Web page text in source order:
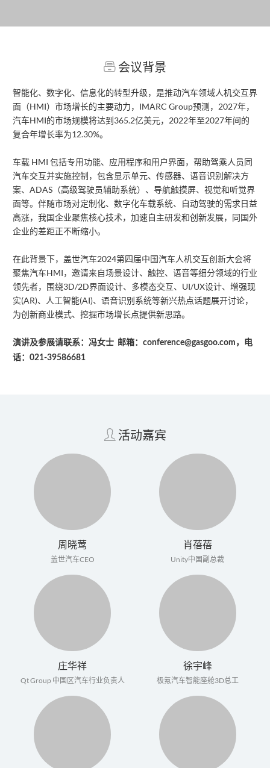
会议背景
智能化、数字化、信息化的转型升级，是推动汽车领域人机交互界
面（HMI）市场增长的主要动力，IMARC Group预测，2027年，
汽车HMI的市场规模将达到365.2亿美元，2022年至2027年间的
复合年增长率为12.30%。
车载 HMI 包括专用功能、应用程序和用户界面，帮助驾乘人员同
汽车交互并实施控制，包含显示单元、传感器、语音识别解决方
案、ADAS（高级驾驶员辅助系统）、导航触摸屏、视觉和听觉界
面等。伴随市场对定制化、数字化车载系统、自动驾驶的需求日益
高涨，我国企业聚焦核心技术，加速自主研发和创新发展，同国外
企业的差距正不断缩小。
在此背景下，盖世汽车2024第四届中国汽车人机交互创新大会将
聚焦汽车HMI，邀请来自场景设计、触控、语音等细分领域的行业
领先者，围绕3D/2D界面设计、多模态交互、UI/UX设计、增强现
实(AR)、人工智能(AI)、语音识别系统等新兴热点话题展开讨论，
为创新商业模式、挖掘市场增长点提供新思路。
演讲及参展请联系：冯女士 邮箱：conference@gasgoo.com，电
话：021-39586681
活动嘉宾
周晓莺
盖世汽车CEO
肖蓓蓓
Unity中国副总裁
庄华祥
Qt Group 中国区汽车行业负责人
徐宇峰
极氪汽车智能座舱3D总工